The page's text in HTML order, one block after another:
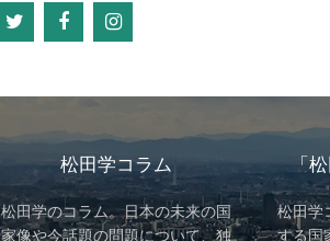
松田学コラム
松田学のコラム。日本の未来の国
家像や今話題の問題について、独
「
松田学
する国